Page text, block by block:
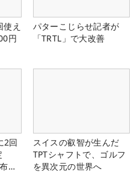
え
円
パターこじらせ記者が
「TRTL」で大改善
2回
スイスの叡智が生んだ
TPTシャフトで、ゴルフ
を異次元の世界へ